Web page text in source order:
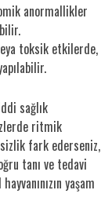
anormallikler
toksik etkilerde,
sağlık
ritmik
fark ederseniz,
tanı ve tedavi
yaşam